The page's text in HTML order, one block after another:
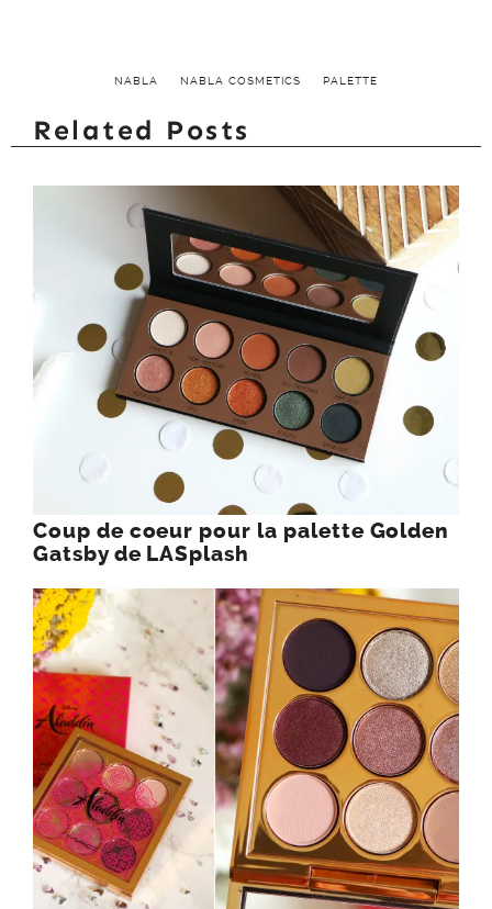
NABLA NABLA COSMETICS PALETTE
Related Posts
Coup de coeur pour la palette Golden
Gatsby de LASplash